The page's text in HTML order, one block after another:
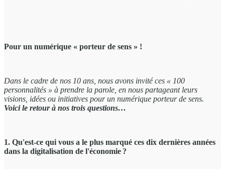
Pour un numérique « porteur de sens » !
Dans le cadre de nos 10 ans , nous avons invité ces « 100
personnalités » à prendre la parole, en nous partageant leurs
visions, idées ou initiatives pour un numérique porteur de sens.
Voici le retour à nos trois questions…
1. Qu'est-ce qui vous a le plus marqué ces dix dernières années
dans la digitalisation de l'économie ?